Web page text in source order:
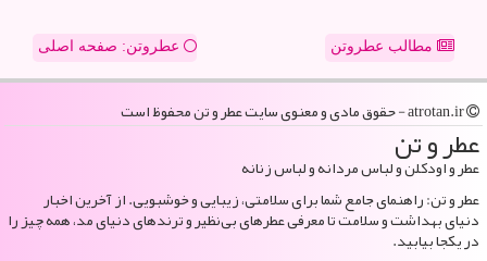
مطالب عطروتن عطروتن: صفحه اصلی
عطر و تن
عطر و اودکلن و لباس مردانه و لباس زنانه
عطر و تن: راهنمای جامع شما برای سلامتی، زیبایی و خوشبویی. از آخرین اخبار
دنیای بهداشت و سلامت تا معرفی عطرهای بی‌نظیر و ترندهای دنیای مد، همه چیز را
در یکجا بیابید.